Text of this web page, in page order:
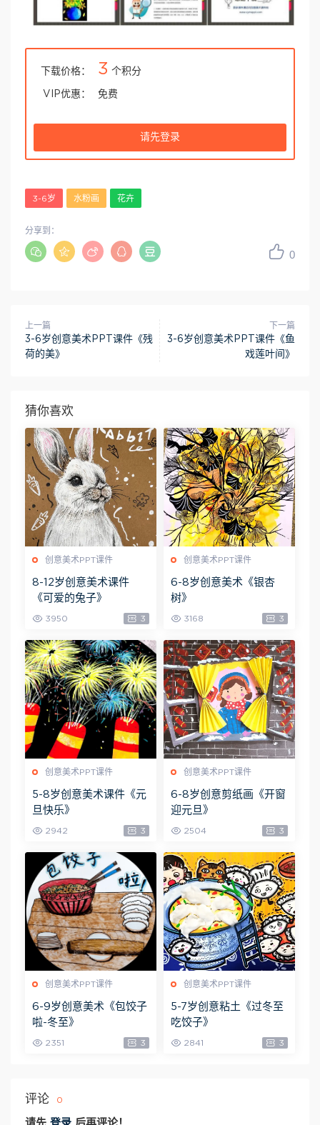
下载价格： 3 个积分
VIP优惠： 免费
请先登录
3-6岁 水粉画 花卉
0
分享到：
上一篇
3-6岁创意美术PPT课件《残
荷的美》
下一篇
3-6岁创意美术PPT课件《鱼
戏莲叶间》
猜你喜欢
创意美术PPT课件
8-12岁创意美术课件
《可爱的兔子》
3950 3
创意美术PPT课件
6-8岁创意美术《银杏
树》
3168 3
创意美术PPT课件
5-8岁创意美术课件《元
旦快乐》
2942 3
创意美术PPT课件
6-8岁创意剪纸画《开窗
迎元旦》
2504 3
创意美术PPT课件
6-9岁创意美术《包饺子
啦-冬至》
2351 3
创意美术PPT课件
5-7岁创意粘土《过冬至
吃饺子》
2841 3
评论 0